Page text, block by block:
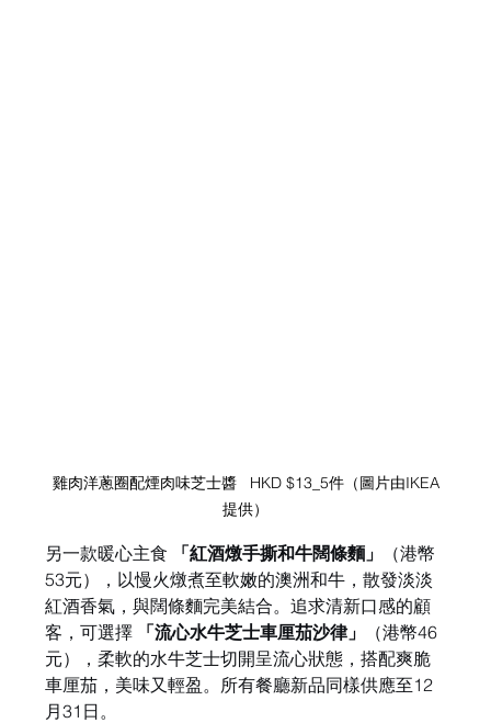
雞肉洋蔥圈配煙肉味芝士醬   HKD $13_5件（圖片由IKEA
提供）
另一款暖心主食 「紅酒燉手撕和牛闊條麵」
（港幣
53元），以慢火燉煮至軟嫩的澳洲和牛，散發淡淡
紅酒香氣，與闊條麵完美結合。追求清新口感的顧
客，可選擇
「流心水牛芝士車厘茄沙律」
（港幣46
元），柔軟的水牛芝士切開呈流心狀態，搭配爽脆
車厘茄，美味又輕盈。所有餐廳新品同樣供應至12
月31日。